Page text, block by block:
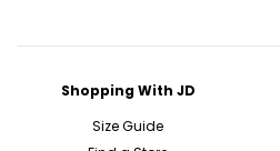
Shopping With JD
Size Guide